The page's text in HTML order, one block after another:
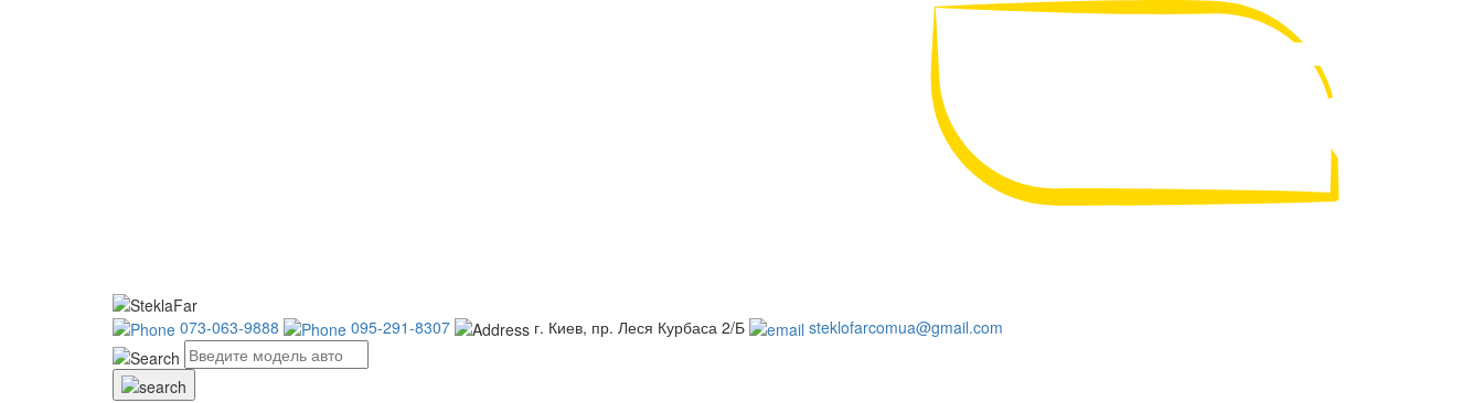
073-063-9888 095-291-8307 г. Киев, пр. Леся Курбаса 2/Б steklofarcomua@gmail.com